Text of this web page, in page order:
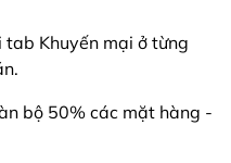
Khuyến mại ở từng
bộ 50% các mặt hàng -